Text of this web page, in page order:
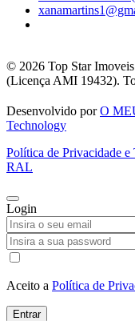
© 2026 Top Star
(Licença AMI 19432).
Desenvolvido porO
Technology
Política de Privacidade e
RAL
Login
Aceito a Política de
Entrar